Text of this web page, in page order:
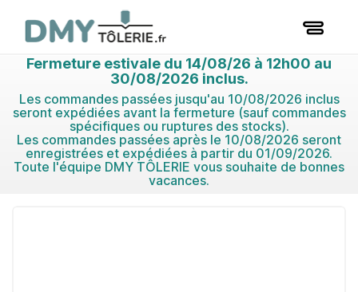
Fermeture estivale du 14/08/26 à 12h00 au
30/08/2026 inclus.
Les commandes passées jusqu'au 10/08/2026 inclus
seront expédiées avant la fermeture (sauf commandes
spécifiques ou ruptures des stocks).
Les commandes passées après le 10/08/2026 seront
enregistrées et expédiées à partir du 01/09/2026.
Toute l'équipe DMY TÔLERIE vous souhaite de bonnes
vacances.